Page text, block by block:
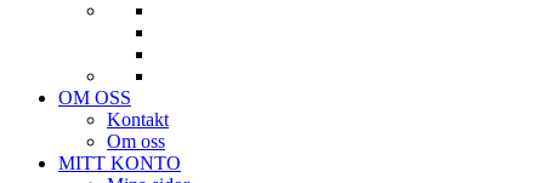
OM OSS
Kontakt
Om oss
MITT KONTO